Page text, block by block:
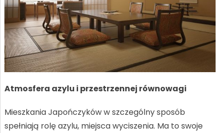
Atmosfera azylu i przestrzennej równowagi
Mieszkania Japończyków w szczególny sposób
spełniają rolę azylu, miejsca wyciszenia. Ma to swoje